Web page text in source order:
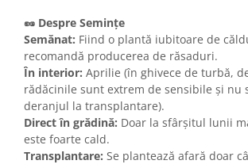
🥜 Despre Semințe
Semănat: Fiind o plantă iubitoare de
recomandă producerea de răsaduri.
În interior: Aprilie (în ghivece de turbă,
rădăcinile sunt extrem de sensibile și nu
deranjul la transplantare).
Direct în grădină: Doar la sfârșitul lunii
este foarte cald.
Transplantare: Se plantează afară doar